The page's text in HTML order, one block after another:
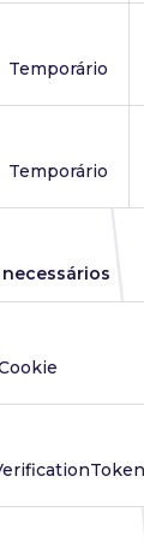
Temporário
Temporário